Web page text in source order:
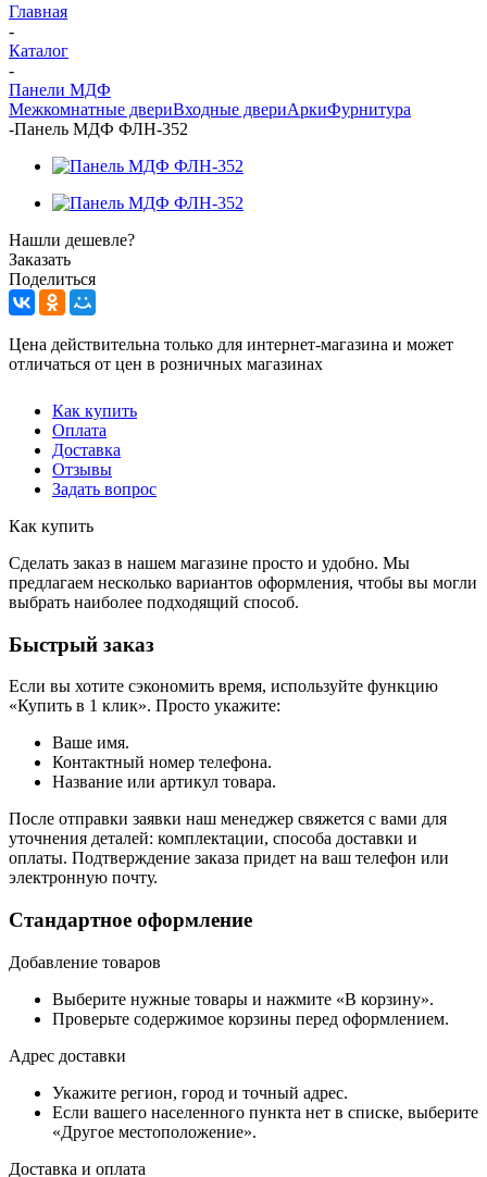
Главная
-
Каталог
-
Панели МДФ
Межкомнатные двериВходные двериАркиФурнитура
-Панель МДФ ФЛН-352
Нашли дешевле?
Заказать
Поделиться
Цена действительна только для интернет-магазина и может
отличаться от цен в розничных магазинах
Как купить
Оплата
Доставка
Отзывы
Задать вопрос
Как купить
Сделать заказ в нашем магазине просто и удобно. Мы
предлагаем несколько вариантов оформления, чтобы вы могли
выбрать наиболее подходящий способ.
Быстрый заказ
Если вы хотите сэкономить время, используйте функцию
«Купить в 1 клик». Просто укажите:
Ваше имя.
Контактный номер телефона.
Название или артикул товара.
После отправки заявки наш менеджер свяжется с вами для
уточнения деталей: комплектации, способа доставки и
оплаты. Подтверждение заказа придет на ваш телефон или
электронную почту.
Стандартное оформление
Добавление товаров
Выберите нужные товары и нажмите «В корзину».
Проверьте содержимое корзины перед оформлением.
Адрес доставки
Укажите регион, город и точный адрес.
Если вашего населенного пункта нет в списке, выберите
«Другое местоположение».
Доставка и оплата